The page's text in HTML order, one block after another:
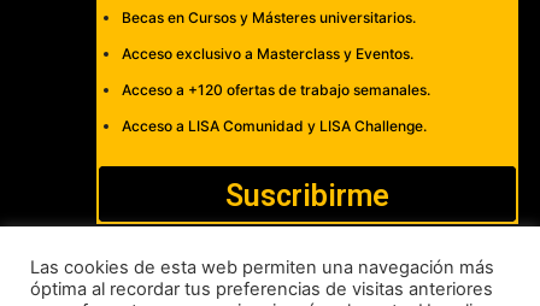
Becas en Cursos y Másteres universitarios.
Acceso exclusivo a Masterclass y Eventos.
Acceso a +120 ofertas de trabajo semanales.
Acceso a LISA Comunidad y LISA Challenge.
Suscribirme
Las cookies de esta web permiten una navegación más
óptima al recordar tus preferencias de visitas anteriores